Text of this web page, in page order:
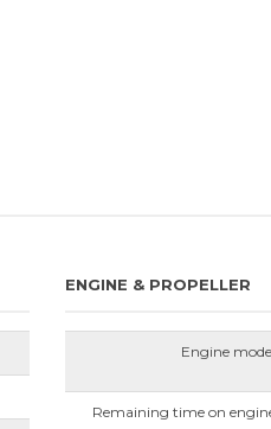
ENGINE & PROPELLER
Engine
Remaining time on